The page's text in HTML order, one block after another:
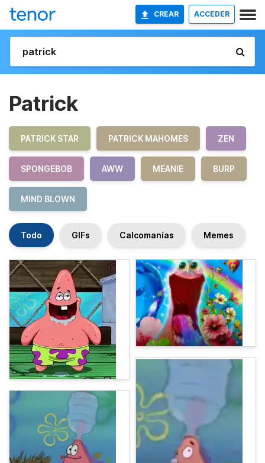
CREAR ACCEDER
Patrick
PATRICK STAR PATRICK MAHOMES ZEN
SPONGEBOB AWW MEANIE BURP
MIND BLOWN
Todo GIFs Calcomanías Memes